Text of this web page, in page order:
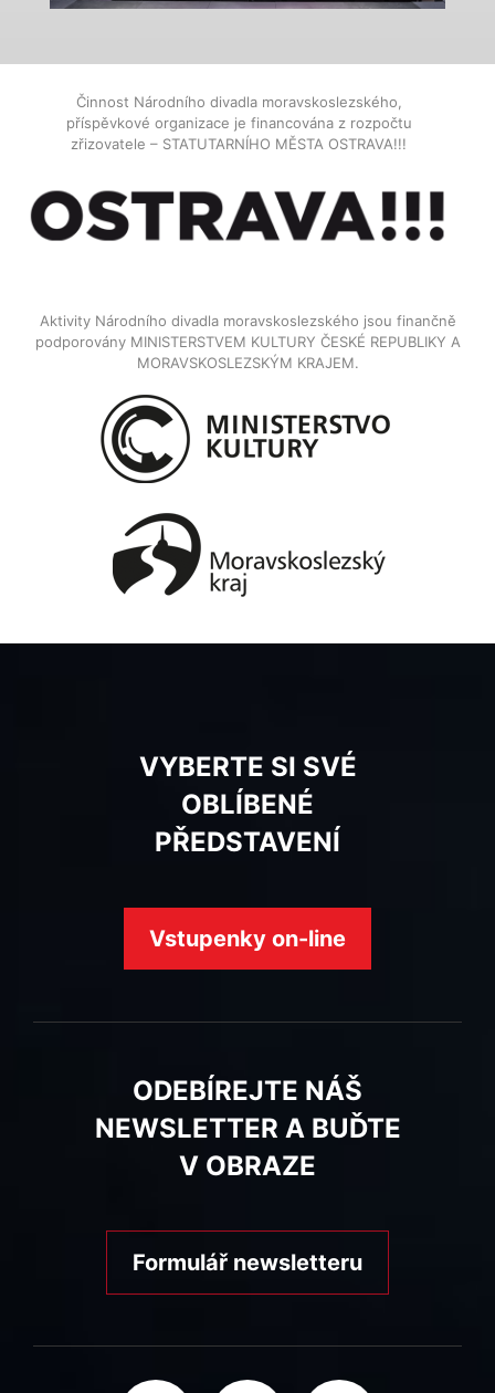
Činnost Národního divadla moravskoslezského,
příspěvkové organizace je financována z rozpočtu
zřizovatele – STATUTARNÍHO MĚSTA OSTRAVA!!!
Aktivity Národního divadla moravskoslezského jsou finančně
podporovány MINISTERSTVEM KULTURY ČESKÉ REPUBLIKY A
MORAVSKOSLEZSKÝM KRAJEM.
VYBERTE SI SVÉ
OBLÍBENÉ
PŘEDSTAVENÍ
Vstupenky on-line
ODEBÍREJTE NÁŠ
NEWSLETTER A BUĎTE
V OBRAZE
Formulář newsletteru